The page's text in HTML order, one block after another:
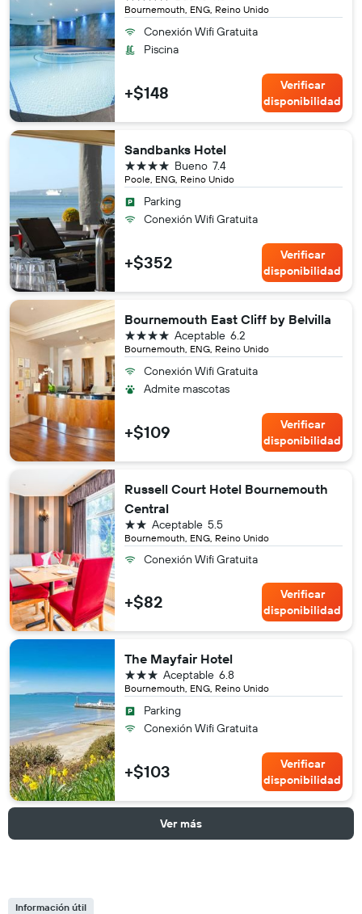
Bournemouth, ENG, Reino Unido
Conexión Wifi Gratuita
Piscina
+$148
Verificar
disponibilidad
Sandbanks Hotel
Poole, ENG, Reino Unido
7.4
Bueno
4 estrellas
Parking
Conexión Wifi Gratuita
+$352
Verificar
disponibilidad
Bournemouth East Cliff by Belvilla
Bournemouth, ENG, Reino Unido
6.2
Aceptable
4 estrellas
Conexión Wifi Gratuita
Admite mascotas
+$109
Verificar
disponibilidad
Russell Court Hotel Bournemouth
Central
Bournemouth, ENG, Reino Unido
5.5
Aceptable
2 estrellas
Conexión Wifi Gratuita
+$82
Verificar
disponibilidad
The Mayfair Hotel
Bournemouth, ENG, Reino Unido
6.8
Aceptable
3 estrellas
Parking
Conexión Wifi Gratuita
+$103
Verificar
disponibilidad
Ver más
Información útil